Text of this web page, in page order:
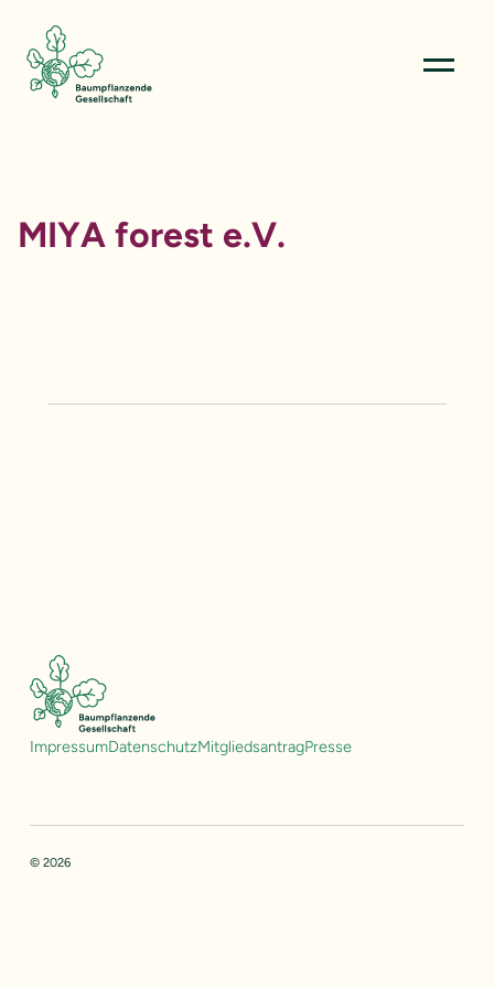
Menü
MIYA forest e.V.
ImpressumDatenschutzMitgliedsantragPresse
© 2026